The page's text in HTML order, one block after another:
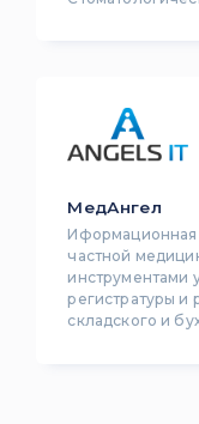
МедАнгел
Иформационная
частной
инструментами
регистратуры и
складского и